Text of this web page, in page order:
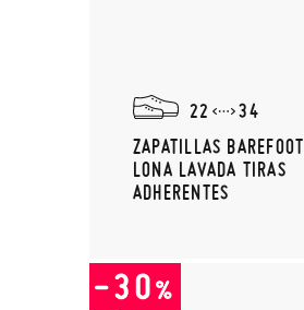
22
34
ZAPATILLAS BAREFOOT
LONA LAVADA TIRAS
ADHERENTES